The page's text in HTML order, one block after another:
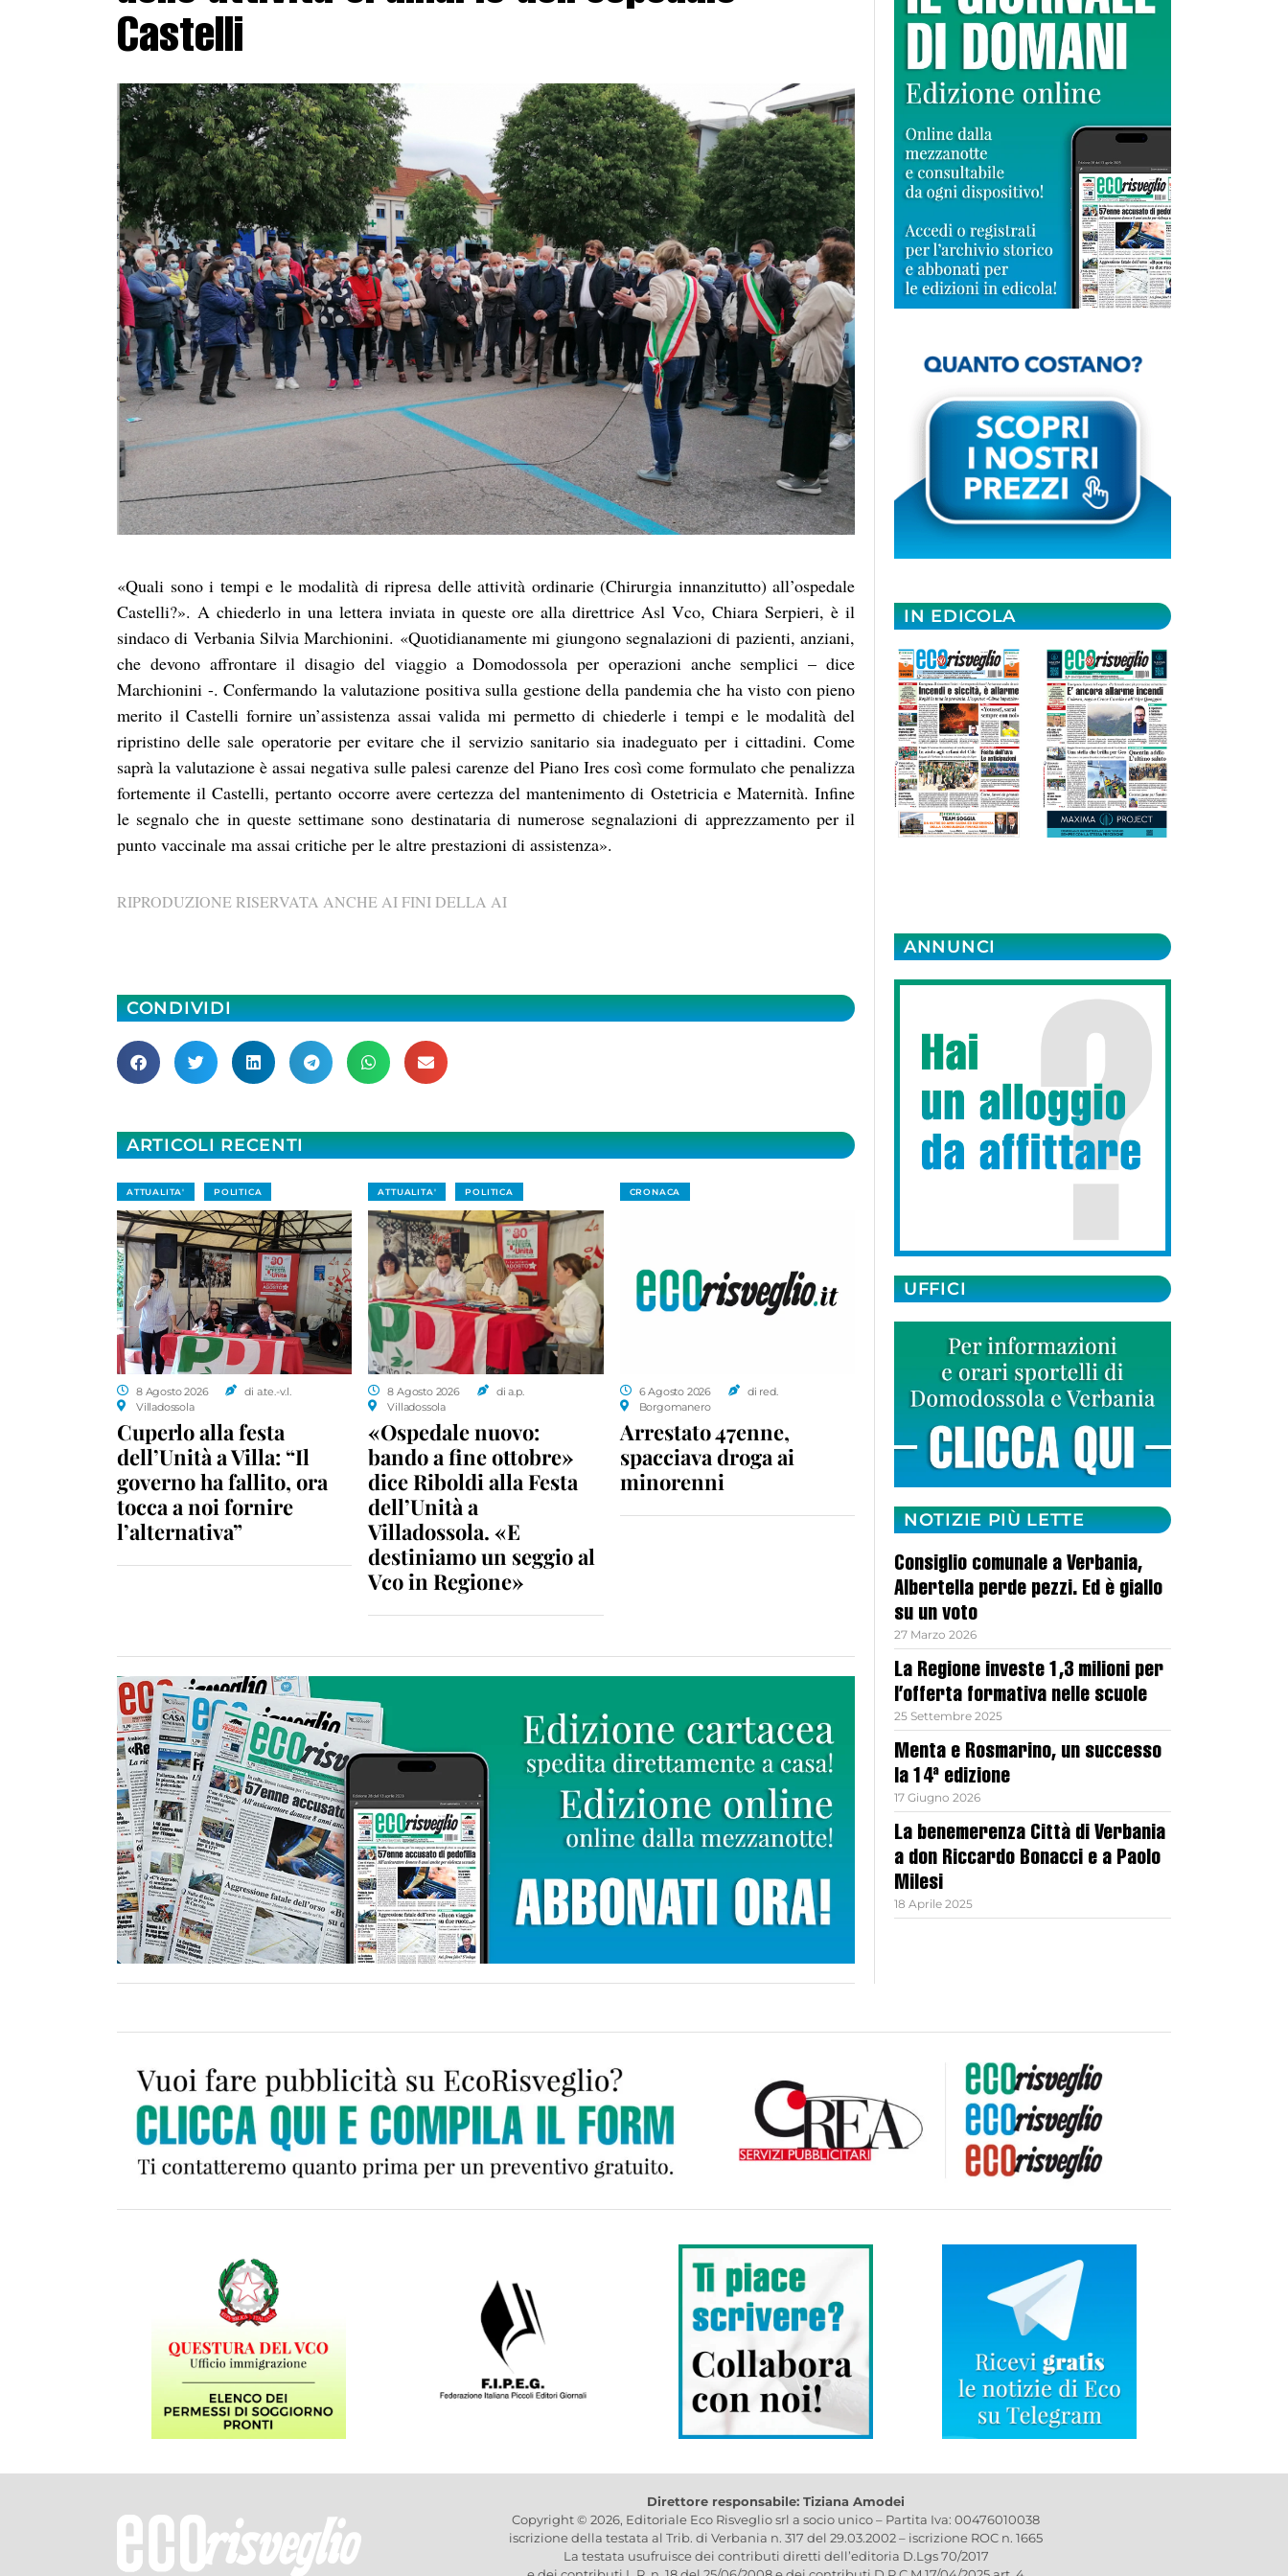
Castelli
«Quali sono i tempi e le modalità di ripresa delle attività ordinarie (Chirurgia innanzitutto) all’ospedale
Castelli?». A chiederlo in una lettera inviata in queste ore alla direttrice Asl Vco, Chiara Serpieri, è il
sindaco di Verbania Silvia Marchionini. «Quotidianamente mi giungono segnalazioni di pazienti, anziani,
che devono affrontare il disagio del viaggio a Domodossola per operazioni anche semplici – dice
Marchionini -. Confermando la valutazione positiva sulla gestione della pandemia che ha visto con pieno
merito il Castelli fornire un’assistenza assai valida mi permetto di chiederle i tempi e le modalità del
ripristino delle sale operatorie per evitare che il servizio sanitario sia inadeguato per i cittadini. Come
saprà la valutazione è assai negativa sulle palesi carenze del Piano Ires così come formulato che penalizza
fortemente il Castelli, pertanto occorre avere certezza del mantenimento di Ostetricia e Maternità. Infine
le segnalo che in queste settimane sono destinataria di numerose segnalazioni di apprezzamento per il
punto vaccinale ma assai critiche per le altre prestazioni di assistenza».
RIPRODUZIONE RISERVATA ANCHE AI FINI DELLA AI
CONDIVIDI
ARTICOLI RECENTI
ATTUALITA' POLITICA
8 Agosto 2026
di a.te.-v.l.
Villadossola
Cuperlo alla festa
dell’Unità a Villa: “Il
governo ha fallito, ora
tocca a noi fornire
l’alternativa”
ATTUALITA' POLITICA
8 Agosto 2026
di a.p.
Villadossola
«Ospedale nuovo:
bando a fine ottobre»
dice Riboldi alla Festa
dell’Unità a
Villadossola. «E
destiniamo un seggio al
Vco in Regione»
CRONACA
6 Agosto 2026
di red.
Borgomanero
Arrestato 47enne,
spacciava droga ai
minorenni
IN EDICOLA
ANNUNCI
UFFICI
NOTIZIE PIÙ LETTE
Consiglio comunale a Verbania,
Albertella perde pezzi. Ed è giallo
su un voto
27 Marzo 2026
La Regione investe 1,3 milioni per
l’offerta formativa nelle scuole
25 Settembre 2025
Menta e Rosmarino, un successo
la 14ª edizione
17 Giugno 2026
La benemerenza Città di Verbania
a don Riccardo Bonacci e a Paolo
Milesi
18 Aprile 2025
Direttore responsabile: Tiziana Amodei
Copyright © 2026, Editoriale Eco Risveglio srl a socio unico – Partita Iva: 00476010038
iscrizione della testata al Trib. di Verbania n. 317 del 29.03.2002 – iscrizione ROC n. 1665
La testata usufruisce dei contributi diretti dell’editoria D.Lgs 70/2017